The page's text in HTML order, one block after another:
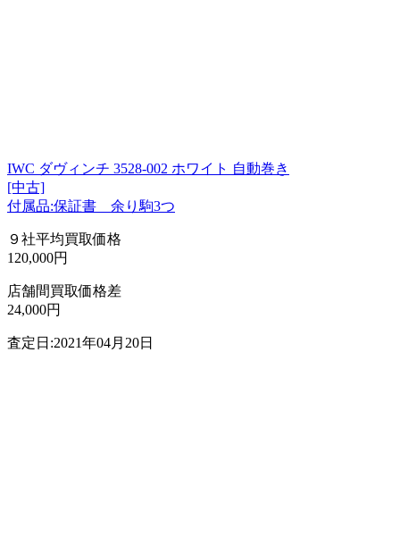
IWC ダヴィンチ 3528-002 ホワイト 自動巻き
[中古]
付属品:保証書 余り駒3つ
９社平均買取価格
120,000円
店舗間買取価格差
24,000円
査定日:2021年04月20日